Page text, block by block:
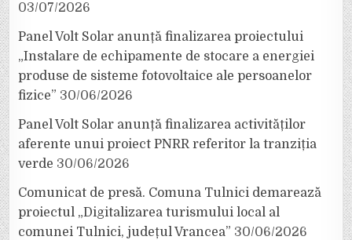
03/07/2026
Panel Volt Solar anunță finalizarea proiectului
„Instalare de echipamente de stocare a energiei
produse de sisteme fotovoltaice ale persoanelor
fizice” 30/06/2026
Panel Volt Solar anunță finalizarea activităților
aferente unui proiect PNRR referitor la tranziția
verde 30/06/2026
Comunicat de presă. Comuna Tulnici demarează
proiectul „Digitalizarea turismului local al
comunei Tulnici, județul Vrancea” 30/06/2026